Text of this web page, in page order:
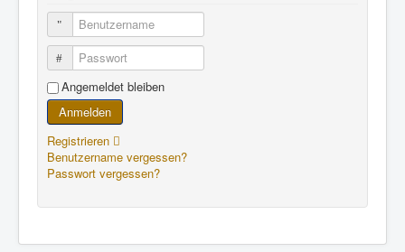
Benutzername
Passwort
Angemeldet bleiben
Anmelden
Registrieren
Benutzername vergessen?
Passwort vergessen?